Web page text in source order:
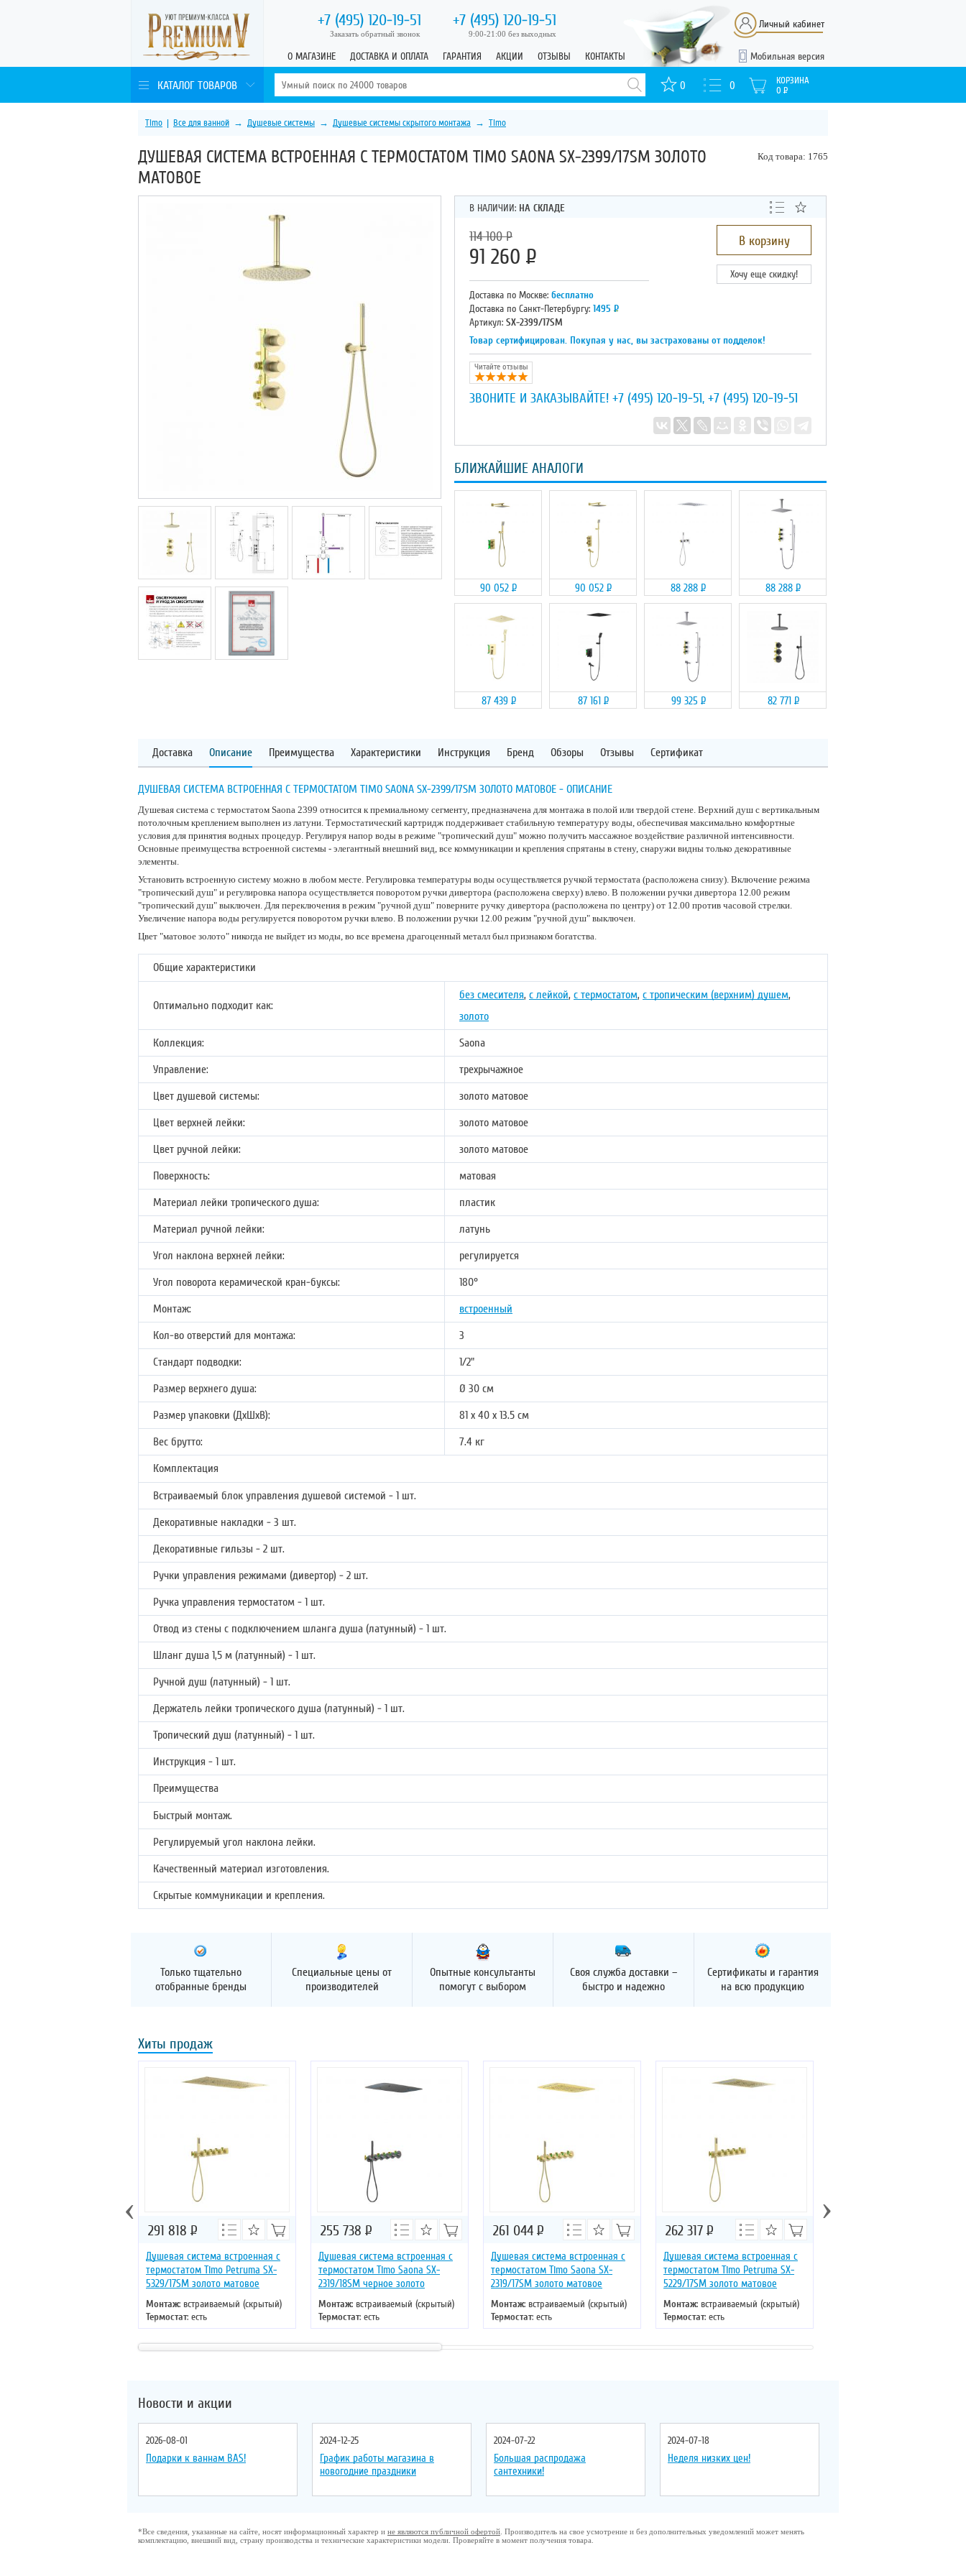
+7 (495) 120-19-51 +7 (495) 120-19-51
Заказать обратный звонок 9:00-21:00 без выходных
О МАГАЗИНЕ ДОСТАВКА И ОПЛАТА ГАРАНТИЯ АКЦИИ ОТЗЫВЫ КОНТАКТЫ Мобильная версия
Личный кабинет
КАТАЛОГ ТОВАРОВ 0 0
КОРЗИНА
0 Р
Timo | Все для ванной → Душевые системы → Душевые системы скрытого монтажа → Timo
Код товара: 1765
ДУШЕВАЯ СИСТЕМА ВСТРОЕННАЯ С ТЕРМОСТАТОМ TIMO SAONA SX-2399/17SM ЗОЛОТО
МАТОВОЕ
В НАЛИЧИИ: НА СКЛАДЕ
114 100Р
91 260 Р
В корзину
Хочу еще скидку!
Доставка по Москве: бесплатно
Доставка по Санкт-Петербургу: 1495 Р
Артикул: SX-2399/17SM
Товар сертифицирован. Покупая у нас, вы застрахованы от подделок!
Читайте отзывы
ЗВОНИТЕ И ЗАКАЗЫВАЙТЕ! +7 (495) 120-19-51, +7 (495) 120-19-51
БЛИЖАЙШИЕ АНАЛОГИ
90 052 Р 90 052 Р 88 288 Р 88 288 Р
87 439 Р 87 161 Р 99 325 Р 82 771 Р
Доставка Описание Преимущества Характеристики Инструкция Бренд Обзоры Отзывы Сертификат
ДУШЕВАЯ СИСТЕМА ВСТРОЕННАЯ С ТЕРМОСТАТОМ TIMO SAONA SX-2399/17SM ЗОЛОТО МАТОВОЕ - ОПИСАНИЕ
Душевая система с термостатом Saona 2399 относится к премиальному сегменту, предназначена для монтажа в полой или твердой стене. Верхний душ с вертикальным
потолочным креплением выполнен из латуни. Термостатический картридж поддерживает стабильную температуру воды, обеспечивая максимально комфортные
условия для принятия водных процедур. Регулируя напор воды в режиме "тропический душ" можно получить массажное воздействие различной интенсивности.
Основные преимущества встроенной системы - элегантный внешний вид, все коммуникации и крепления спрятаны в стену, снаружи видны только декоративные
элементы.
Установить встроенную систему можно в любом месте. Регулировка температуры воды осуществляется ручкой термостата (расположена снизу). Включение режима
"тропический душ" и регулировка напора осуществляется поворотом ручки дивертора (расположена сверху) влево. В положении ручки дивертора 12.00 режим
"тропический душ" выключен. Для переключения в режим "ручной душ" поверните ручку дивертора (расположена по центру) от 12.00 против часовой стрелки.
Увеличение напора воды регулируется поворотом ручки влево. В положении ручки 12.00 режим "ручной душ" выключен.
Цвет "матовое золото" никогда не выйдет из моды, во все времена драгоценный металл был признаком богатства.
Общие характеристики
Оптимально подходит как:
без смесителя, с лейкой, с термостатом, с тропическим (верхним) душем,
золото
Коллекция:
Saona
Управление:
трехрычажное
Цвет душевой системы:
золото матовое
Цвет верхней лейки:
золото матовое
Цвет ручной лейки:
золото матовое
Поверхность:
матовая
Материал лейки тропического душа:
пластик
Материал ручной лейки:
латунь
Угол наклона верхней лейки:
регулируется
Угол поворота керамической кран-буксы:
180°
Монтаж:
встроенный
Кол-во отверстий для монтажа:
3
Стандарт подводки:
1/2"
Размер верхнего душа:
Ø 30 см
Размер упаковки (ДхШхВ):
81 х 40 х 13.5 см
Вес брутто:
7.4 кг
Комплектация
Встраиваемый блок управления душевой системой - 1 шт.
Декоративные накладки - 3 шт.
Декоративные гильзы - 2 шт.
Ручки управления режимами (дивертор) - 2 шт.
Ручка управления термостатом - 1 шт.
Отвод из стены с подключением шланга душа (латунный) - 1 шт.
Шланг душа 1,5 м (латунный) - 1 шт.
Ручной душ (латунный) - 1 шт.
Держатель лейки тропического душа (латунный) - 1 шт.
Тропический душ (латунный) - 1 шт.
Инструкция - 1 шт.
Преимущества
Быстрый монтаж.
Регулируемый угол наклона лейки.
Качественный материал изготовления.
Скрытые коммуникации и крепления.
Только тщательно
отобранные бренды
Специальные цены от
производителей
Опытные консультанты
помогут с выбором
Своя служба доставки –
быстро и надежно
Сертификаты и гарантия
на всю продукцию
Хиты продаж
Душевая система встроенная с
термостатом Timo Petruma SX-
5329/17SM золото матовое
Монтаж: встраиваемый (скрытый)
Термостат: есть
Цвет: золото
291 818 Р
Душевая система встроенная с
термостатом Timo Saona SX-
2319/18SM черное золото
Монтаж: встраиваемый (скрытый)
Термостат: есть
Цвет: черное золото
255 738 Р
Душевая система встроенная с
термостатом Timo Saona SX-
2319/17SM золото матовое
Монтаж: встраиваемый (скрытый)
Термостат: есть
Цвет: золото
261 044 Р
Душевая система встроенная с
термостатом Timo Petruma SX-
5229/17SM золото матовое
Монтаж: встраиваемый (скрытый)
Термостат: есть
Цвет: золото
262 317 Р
‹ ›
Новости и акции
2026-08-01
Подарки к ваннам BAS!
2024-12-25
График работы магазина в
новогодние праздники
2024-07-22
Большая распродажа
сантехники!
2024-07-18
Неделя низких цен!
*Все сведения, указанные на сайте, носят информационный характер и не являются публичной офертой . Производитель на свое усмотрение и без дополнительных уведомлений может менять
комплектацию, внешний вид, страну производства и технические характеристики модели. Проверяйте в момент получения товара.